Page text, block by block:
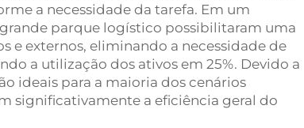
a necessidade da tarefa. Em um
parque logístico possibilitaram uma
e externos, eliminando a necessidade de
a utilização dos ativos em 25%. Devido a
ideais para a maioria dos cenários
significativamente a eficiência geral do